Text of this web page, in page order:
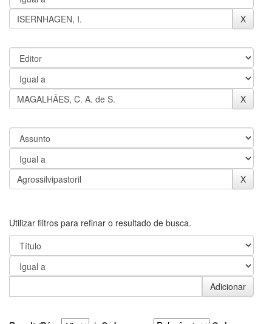
Utilizar filtros para refinar o resultado de busca.